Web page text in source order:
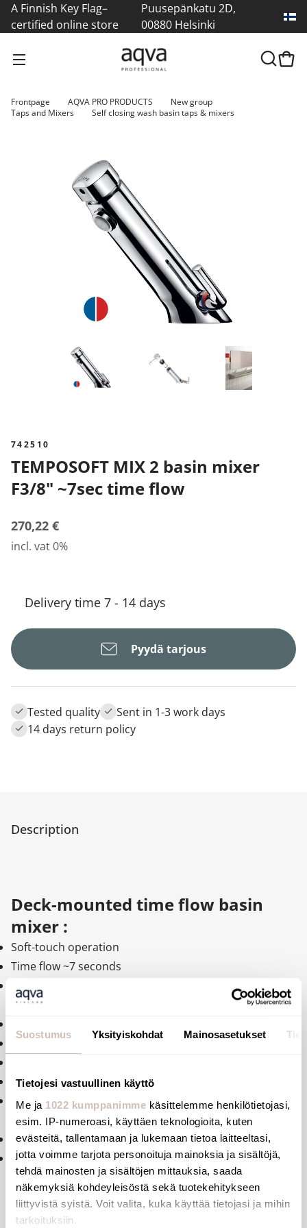
Suostumus Yksityiskohdat Mainosasetukset
Tietojesi vastuullinen käyttö
Me ja 1022 kumppanimme käsittelemme henkilötietojasi,
esim. IP-numeroasi, käyttäen teknologioita, kuten
evästeitä, tallentamaan ja lukemaan tietoa laitteeltasi,
jotta voimme tarjota personoituja mainoksia ja sisältöjä,
tehdä mainosten ja sisältöjen mittauksia, saada
näkemyksiä kohdeyleisöstä sekä tuotekehitykseen
liittyvistä syistä. Voit valita, kuka käyttää tietojasi ja mihin
tarkoituksiin.
A Finnish Key Flag–
certified online store
Puusepänkatu 2D,
00880 Helsinki
Frontpage AQVA PRO PRODUCTS
New group
Taps and Mixers
Self closing wash basin taps & mixers
742510
TEMPOSOFT MIX 2 basin mixer
F3/8" ~7sec time flow
270,22 €
incl. vat 0%
Delivery time 7 - 14 days
Pyydä tarjous
Tested quality
Sent in 1-3 work days
14 days return policy
Description
Deck-mounted time flow basin
mixer :
Soft-touch operation
Time flow ~7 seconds
Flow rate pre-set at 3 lpm at 3 bar, can be adjusted
from 1.4 to 6 lpm
Chrome-plated solid brass body
Fixing reinforced by 2 stainless steel rods
Side temperature control with standard lever and
adjustable maximum temperature limiter
Suitable for people with reduced mobility
10-year warranty